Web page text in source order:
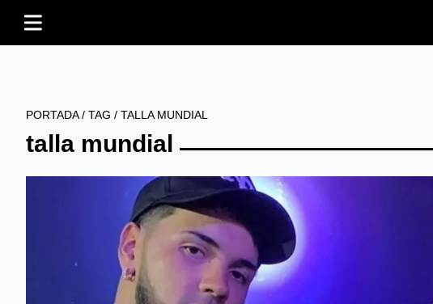
PORTADA/ TAG / TALLA MUNDIAL
talla mundial